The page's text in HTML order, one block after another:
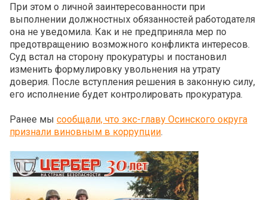
При этом о личной заинтересованности при
выполнении должностных обязанностей работодателя
она не уведомила. Как и не предприняла мер по
предотвращению возможного конфликта интересов.
Суд встал на сторону прокуратуры и постановил
изменить формулировку увольнения на утрату
доверия. После вступления решения в законную силу,
его исполнение будет контролировать прокуратура.
Ранее мы сообщали, что экс-главу Осинского округа
признали виновным в коррупции.